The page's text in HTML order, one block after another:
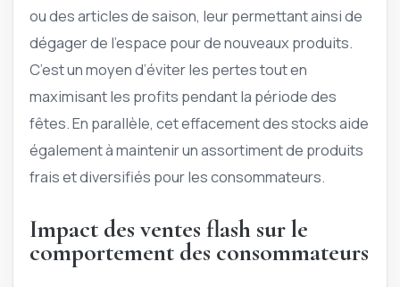
ou des articles de saison, leur permettant ainsi de
dégager de l’espace pour de nouveaux produits.
C’est un moyen d’éviter les pertes tout en
maximisant les profits pendant la période des
fêtes. En parallèle, cet effacement des stocks aide
également à maintenir un assortiment de produits
frais et diversifiés pour les consommateurs.
Impact desventes flash sur le
comportement des consommateurs